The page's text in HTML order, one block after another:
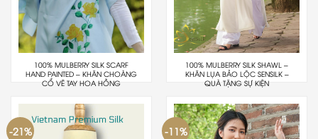
100% MULBERRY SILK SCARF
HAND PAINTED – KHĂN CHOÀNG
CỔ VẼ TAY HOA HỒNG
100% MULBERRY SILK SHAWL –
KHĂN LỤA BẢO LỘC SENSILK –
QUÀ TẶNG SỰ KIỆN
-21% -11%